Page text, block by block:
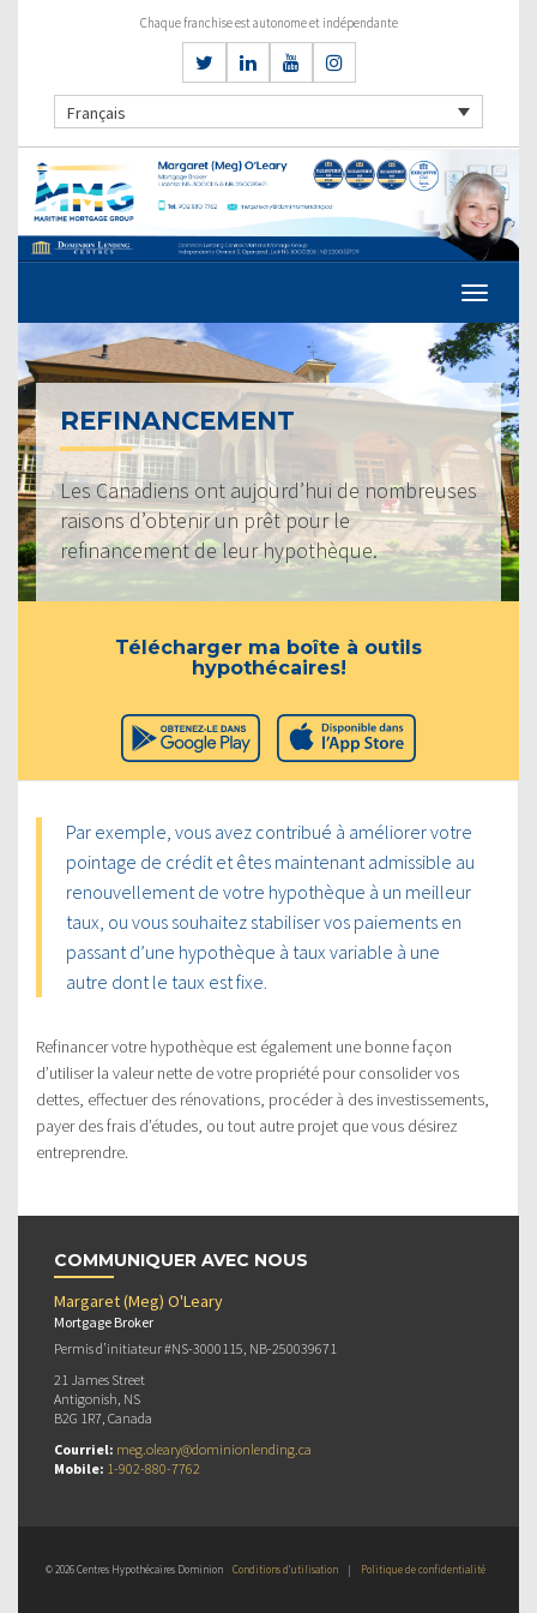
Chaque franchise est autonome et indépendante
Français
REFINANCEMENT
Les Canadiens ont aujourd’hui de nombreuses
raisons d’obtenir un prêt pour le
refinancement de leur hypothèque.
Télécharger ma boîte à outils
hypothécaires!
Par exemple, vous avez contribué à améliorer votre
pointage de crédit et êtes maintenant admissible au
renouvellement de votre hypothèque à un meilleur
taux, ou vous souhaitez stabiliser vos paiements en
passant d’une hypothèque à taux variable à une
autre dont le taux est fixe.
Refinancer votre hypothèque est également une bonne façon
d’utiliser la valeur nette de votre propriété pour consolider vos
dettes, effectuer des rénovations, procéder à des investissements,
payer des frais d’études, ou tout autre projet que vous désirez
entreprendre.
COMMUNIQUER AVEC NOUS
Margaret (Meg) O'Leary
Mortgage Broker
Permis d’initiateur #NS-3000115, NB-250039671
21 James Street
Antigonish, NS
B2G 1R7, Canada
Courriel: meg.oleary@dominionlending.ca
Mobile: 1-902-880-7762
© 2026 Centres Hypothécaires Dominion Conditions d’utilisation | Politique de confidentialité